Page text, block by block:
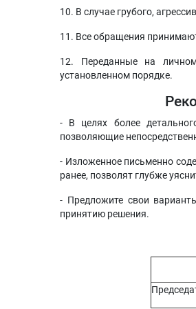
10. В случае грубого,
11. Все обращения
12. Переданные на
установленном порядке.
- В целях более
позволяющие
- Изложенное письменно
ранее, позволят глубже
- Предложите свои
принятию решения.